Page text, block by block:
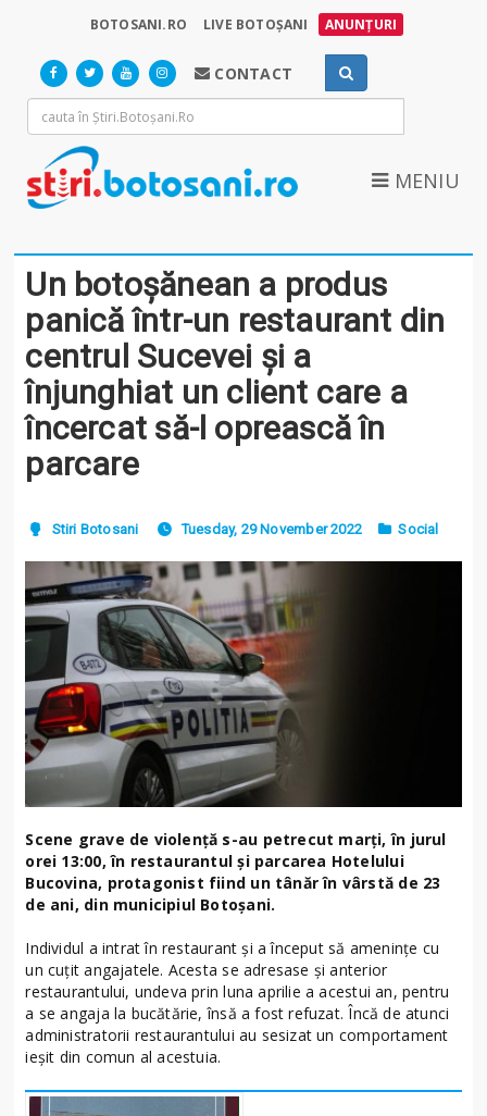
BOTOSANI.RO LIVE BOTOȘANI ANUNȚURI
CONTACT
MENIU
Un botoșănean a produs
panică într-un restaurant din
centrul Sucevei și a
înjunghiat un client care a
încercat să-l oprească în
parcare
Stiri Botosani Tuesday, 29 November 2022 Social
Scene grave de violență s-au petrecut marți, în jurul
orei 13:00, în restaurantul și parcarea Hotelului
Bucovina, protagonist fiind un tânăr în vârstă de 23
de ani, din municipiul Botoșani.
Individul a intrat în restaurant și a început să amenințe cu
un cuțit angajatele. Acesta se adresase și anterior
restaurantului, undeva prin luna aprilie a acestui an, pentru
a se angaja la bucătărie, însă a fost refuzat. Încă de atunci
administratorii restaurantului au sesizat un comportament
ieșit din comun al acestuia.